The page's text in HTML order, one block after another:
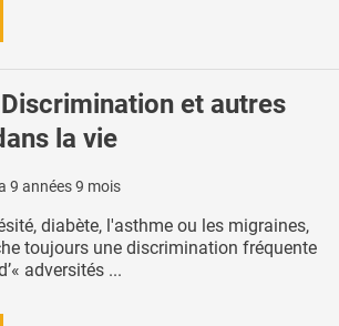
Discrimination et autres
la vie
9 années 9 mois
diabète, l'asthme ou les migraines,
toujours une discrimination fréquente
adversités ...